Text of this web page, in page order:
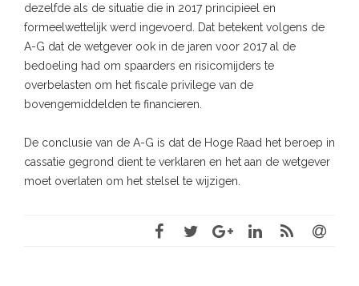
dezelfde als de situatie die in 2017 principieel en
formeelwettelijk werd ingevoerd. Dat betekent volgens de
A-G dat de wetgever ook in de jaren voor 2017 al de
bedoeling had om spaarders en risicomijders te
overbelasten om het fiscale privilege van de
bovengemiddelden te financieren.
De conclusie van de A-G is dat de Hoge Raad het beroep in
cassatie gegrond dient te verklaren en het aan de wetgever
moet overlaten om het stelsel te wijzigen.